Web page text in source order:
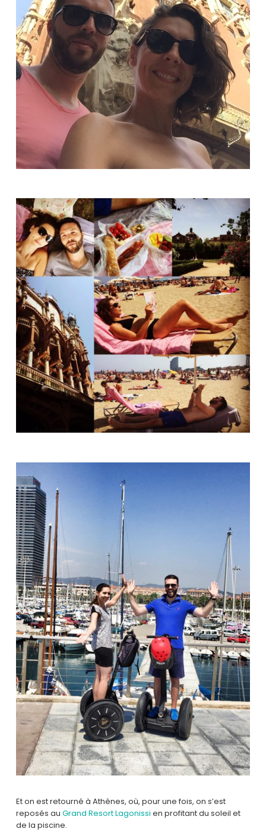
Et on est retourné à Athènes, où, pour une fois, on s’est
reposés au Grand Resort Lagonissi en profitant du soleil et
de la piscine.